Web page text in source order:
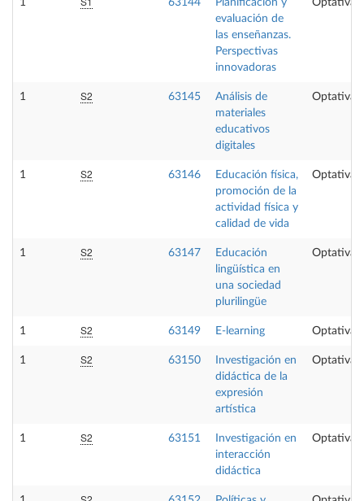
1 63144
Planificación y
evaluación de
las enseñanzas.
Perspectivas
innovadoras
Optativa
1 S2 63145
Análisis de
materiales
educativos
digitales
Optativa
1 S2 63146
Educación física,
promoción de la
actividad física y
calidad de vida
Optativa
1 S2 63147
Educación
lingüística en
una sociedad
plurilingüe
Optativa
1 S2 63149 E-learning Optativa
1 S2 63150
Investigación en
didáctica de la
expresión
artística
Optativa
1 S2 63151
Investigación en
interacción
didáctica
Optativa